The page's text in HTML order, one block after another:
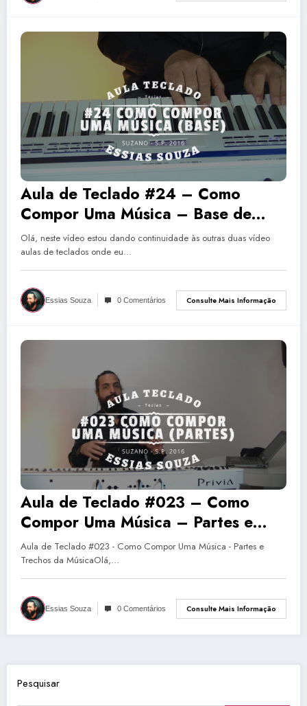
Aula de Teclado #24 – Como
Compor Uma Música – Base de
Acordes
Olá, neste vídeo estou dando continuidade às outras duas vídeo
aulas de teclados onde eu…
Essias Souza 0 Comentários Consulte Mais Informação
Aula de Teclado #023 – Como
Compor Uma Música – Partes e
Trechos da Música
Aula de Teclado #023 - Como Compor Uma Música - Partes e
Trechos da MúsicaOlá,…
Essias Souza 0 Comentários Consulte Mais Informação
Pesquisar